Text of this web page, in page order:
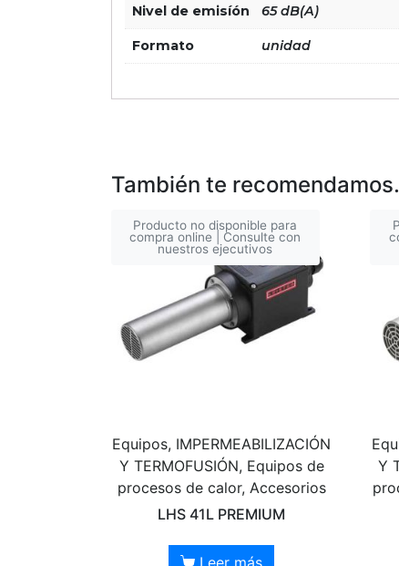
Nivel de emisíón 65 dB(A)
Formato unidad
También te
Producto no disponible para
compra online | Consulte con
nuestros ejecutivos
Equipos, IMPERMEABILIZACIÓN
Y TERMOFUSIÓN, Equipos de
procesos de calor, Accesorios
LHS 41L PREMIUM
Y